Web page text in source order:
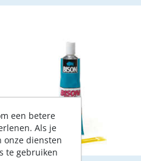
een betere
Als je
onze diensten
te gebruiken